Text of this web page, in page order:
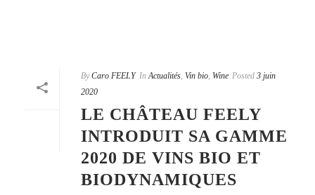
By Caro FEELY In Actualités Vin bio Wine Posted 3 juin
2020
LE CHÂTEAU FEELY
INTRODUIT SA GAMME
2020 DE VINS BIO ET
BIODYNAMIQUES